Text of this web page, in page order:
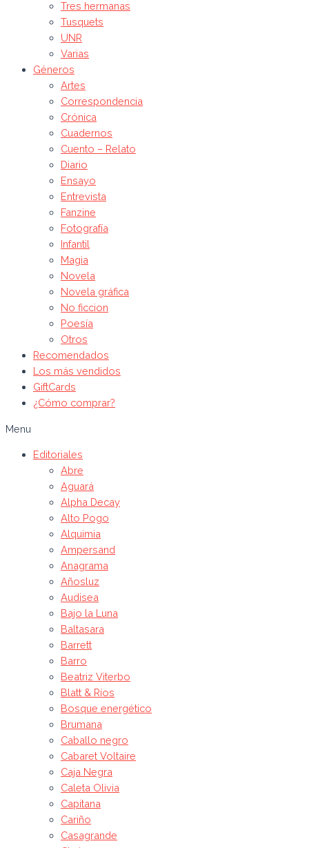
Tres hermanas
Tusquets
UNR
Varias
Géneros
Artes
Correspondencia
Crónica
Cuadernos
Cuento – Relato
Diario
Ensayo
Entrevista
Fanzine
Fotografía
Infantil
Magia
Novela
Novela gráfica
No ficcion
Poesía
Otros
Recomendados
Los más vendidos
GiftCards
¿Cómo comprar?
Menu
Editoriales
Abre
Aguará
Alpha Decay
Alto Pogo
Alquimia
Ampersand
Anagrama
Añosluz
Audisea
Bajo la Luna
Baltasara
Barrett
Barro
Beatriz Viterbo
Blatt & Ríos
Bosque energético
Brumana
Caballo negro
Cabaret Voltaire
Caja Negra
Caleta Olivia
Capitana
Cariño
Casagrande